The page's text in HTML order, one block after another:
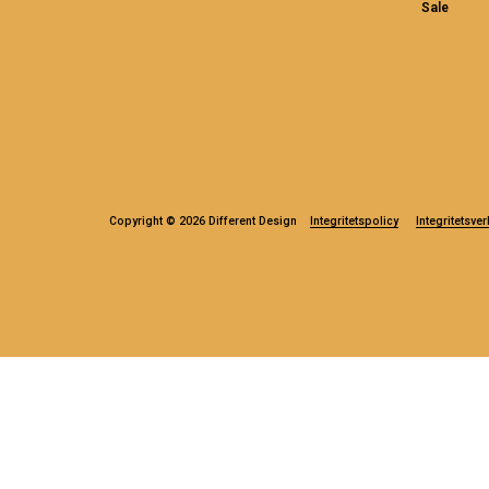
Sale
Copyright © 2026 Different Design Integritetspolicy